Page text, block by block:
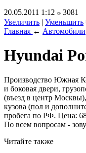
20.05.2011 1:12
3081
Увеличить | Уменьшить
Главная ← Автомобили
Hyundai
Производство Южная
и боковая двери,
(въезд в центр
кузова (пол и
пробега по РФ. Цена:
По всем вопросам -
Читайте также